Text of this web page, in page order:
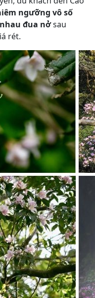
ngưỡng vô số
đua nởsau
rét.